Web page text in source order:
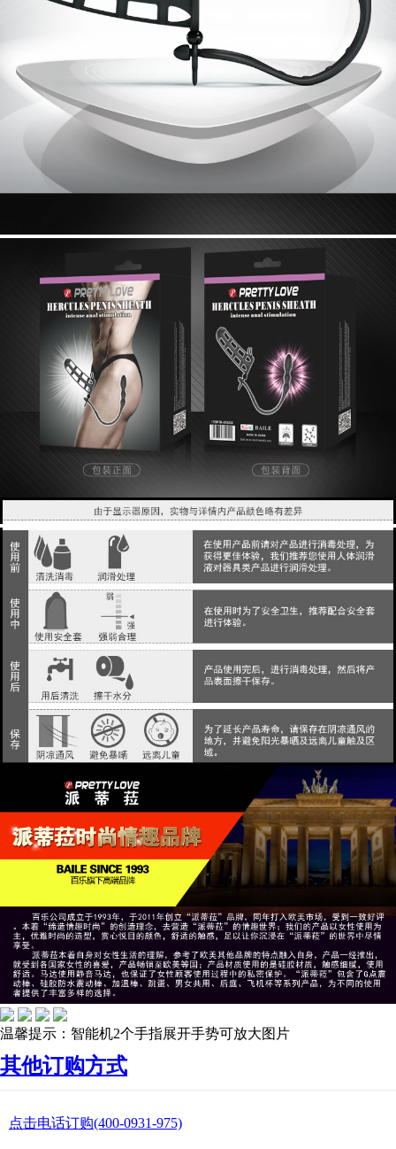
温馨提示：智能机2个手指展开手势可放大图片
其他订购方式
点击电话订购(400-0931-975)